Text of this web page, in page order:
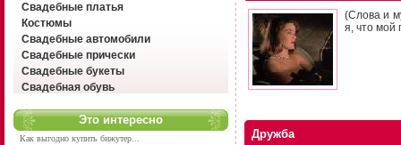
Свадебные платья
Костюмы
Свадебные автомобили
Свадебные прически
Свадебные букеты
Свадебная обувь
Это интересно
Как выгодно купить бижутер...
(Слова и
я, что мой
Дружба